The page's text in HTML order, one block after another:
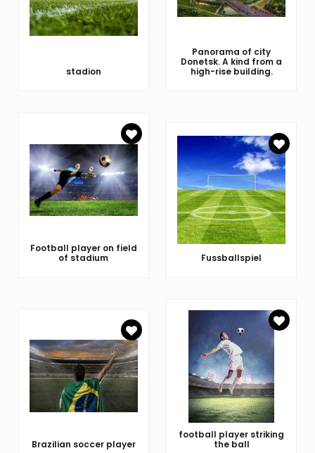
stadion
Panorama of city
Donetsk. A kind from a
high-rise building.
Football player on field
of stadium
Fussballspiel
Brazilian soccer player
football player striking
the ball